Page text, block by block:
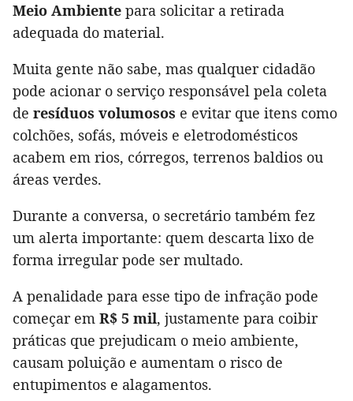
Meio Ambiente para solicitar a retirada
adequada do material.
Muita gente não sabe, mas qualquer cidadão
pode acionar o serviço responsável pela coleta
de resíduos volumosos e evitar que itens como
colchões, sofás, móveis e eletrodomésticos
acabem em rios, córregos, terrenos baldios ou
áreas verdes.
Durante a conversa, o secretário também fez
um alerta importante: quem descarta lixo de
forma irregular pode ser multado.
A penalidade para esse tipo de infração pode
começar em R$ 5 mil, justamente para coibir
práticas que prejudicam o meio ambiente,
causam poluição e aumentam o risco de
entupimentos e alagamentos.